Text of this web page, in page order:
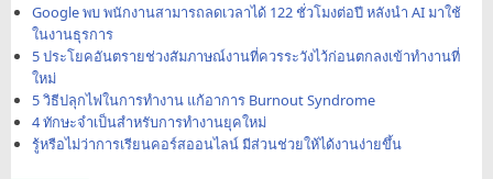
Google พบ พนักงานสามารถลดเวลาได้ 122 ชั่วโมงต่อปี หลังนำ AI มาใช้
ในงานธุรการ
5 ประโยคอันตรายช่วงสัมภาษณ์งานที่ควรระวังไว้ก่อนตกลงเข้าทำงานที่
ใหม่
5 วิธีปลุกไฟในการทำงาน แก้อาการ Burnout Syndrome
4 ทักษะจำเป็นสำหรับการทำงานยุคใหม่
รู้หรือไม่ว่าการเรียนคอร์สออนไลน์ มีส่วนช่วยให้ได้งานง่ายขึ้น